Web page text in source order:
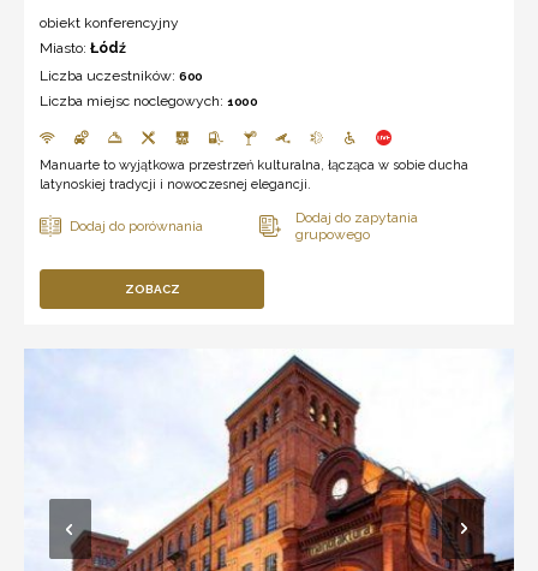
obiekt konferencyjny
Miasto: Łódź
Liczba uczestników: 600
Liczba miejsc noclegowych: 1000
Manuarte to wyjątkowa przestrzeń kulturalna, łącząca w sobie ducha
latynoskiej tradycji i nowoczesnej elegancji.
ZOBACZ